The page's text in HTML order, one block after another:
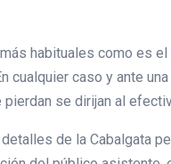
habituales como es
caso y ante
se dirijan al
de la Cabalgata